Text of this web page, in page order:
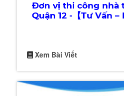
Đơn vị thi công nhà
Quận 12 -【Tư Vấn –
Xem Bài Viết